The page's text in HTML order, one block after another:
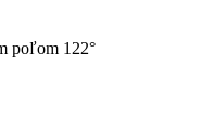
poľom 122°